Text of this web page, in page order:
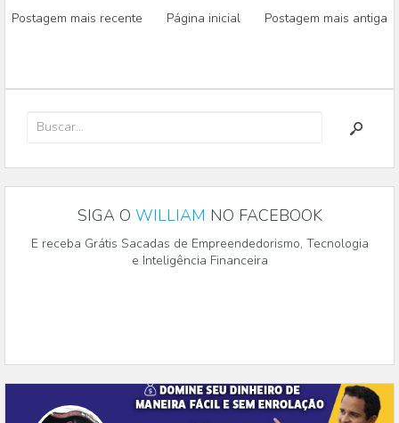
Postagem mais recente Página inicial Postagem mais antiga
SIGA O WILLIAM NO FACEBOOK
E receba Grátis Sacadas de Empreendedorismo, Tecnologia
e Inteligência Financeira